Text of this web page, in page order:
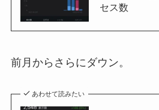
セス数
前月からさらにダウン。
あわせて読みたい